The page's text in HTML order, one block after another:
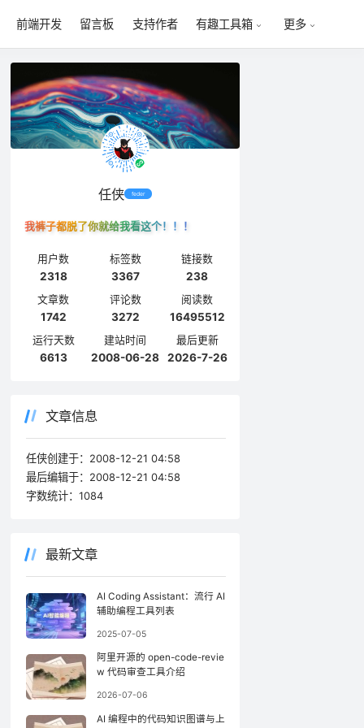
前端开发 留言板 支持作者 有趣工具箱 更多
任侠 feder
我裤子都脱了你就给我看这个！！！
用户数
2318
标签数
3367
链接数
238
文章数
1742
评论数
3272
阅读数
16495512
运行天数
6613
建站时间
2008-06-28
最后更新
2026-7-26
文章信息
任侠创建于： 2008-12-21 04:58
最后编辑于： 2008-12-21 04:58
字数统计： 1084
最新文章
AI Coding Assistant：流行 AI
辅助编程工具列表
2025-07-05
阿里开源的 open-code-revie
w 代码审查工具介绍
2026-07-06
AI 编程中的代码知识图谱与上